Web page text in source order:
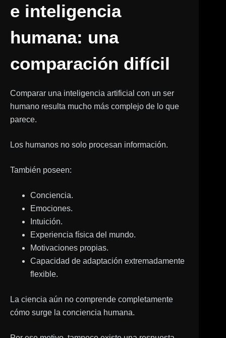
e inteligencia
humana: una
comparación difícil
Comparar una inteligencia artificial con un ser
humano resulta mucho más complejo de lo que
parece.
Los humanos no solo procesan información.
También poseen:
Conciencia.
Emociones.
Intuición.
Experiencia física del mundo.
Motivaciones propias.
Capacidad de adaptación extremadamente
flexible.
La ciencia aún no comprende completamente
cómo surge la conciencia humana.